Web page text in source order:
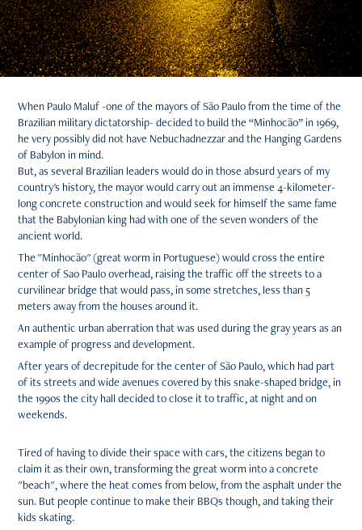
When Paulo Maluf -one of the mayors of São Paulo from the time of the
Brazilian military dictatorship- decided to build the “Minhocão” in 1969,
he very possibly did not have Nebuchadnezzar and the Hanging Gardens
of Babylon in mind.
But, as several Brazilian leaders would do in those absurd years of my
country's history, the mayor would carry out an immense 4-kilometer-
long concrete construction and would seek for himself the same fame
that the Babylonian king had with one of the seven wonders of the
ancient world.
The "Minhocão" (great worm in Portuguese) would cross the entire
center of Sao Paulo overhead, raising the traffic off the streets to a
curvilinear bridge that would pass, in some stretches, less than 5
meters away from the houses around it.
An authentic urban aberration that was used during the gray years as an
example of progress and development.
After years of decrepitude for the center of São Paulo, which had part
of its streets and wide avenues covered by this snake-shaped bridge, in
the 1990s the city hall decided to close it to traffic, at night and on
weekends.
Tired of having to divide their space with cars, the citizens began to
claim it as their own, transforming the great worm into a concrete
"beach", where the heat comes from below, from the asphalt under the
sun. But people continue to make their BBQs though, and taking their
kids skating.